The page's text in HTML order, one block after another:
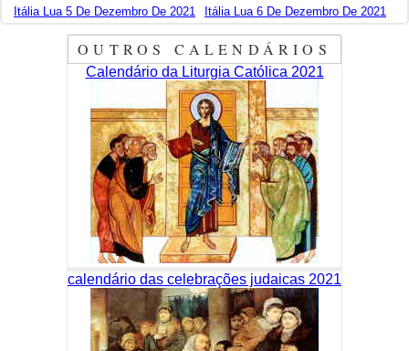
Itália Lua 5 De Dezembro De 2021
Itália Lua 6 De Dezembro De 2021
OUTROS CALENDÁRIOS
Calendário da Liturgia Católica 2021
calendário das celebrações judaicas 2021